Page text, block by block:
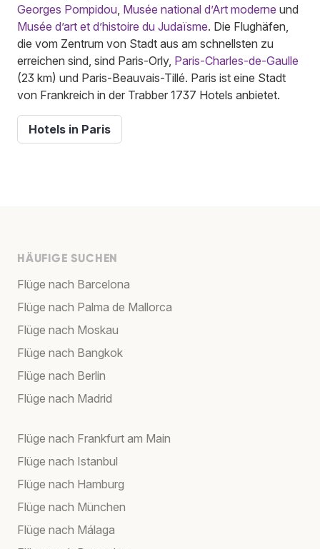
Georges Pompidou Musée national d’Art moderne und
Musée d’art et d’histoire du Judaïsme. Die Flughäfen,
die vom Zentrum von Stadt aus am schnellsten zu
erreichen sind, sind Paris-Orly, Paris-Charles-de-Gaulle
(23 km) und Paris-Beauvais-Tillé. Paris ist eine Stadt
von Frankreich in der Trabber 1737 Hotels anbietet.
Hotels in Paris
HÄUFIGE SUCHEN
Flüge nach Barcelona
Flüge nach Palma de Mallorca
Flüge nach Moskau
Flüge nach Bangkok
Flüge nach Berlin
Flüge nach Madrid
Flüge nach Frankfurt am Main
Flüge nach Istanbul
Flüge nach Hamburg
Flüge nach München
Flüge nach Málaga